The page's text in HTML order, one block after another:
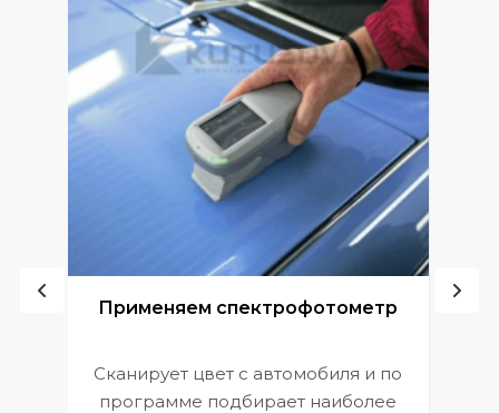
Применяем спектрофотометр
Сканирует цвет с автомобиля и по
программе подбирает наиболее